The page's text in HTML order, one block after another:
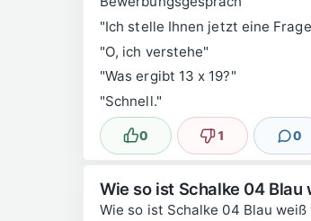
"Ich stelle Ihnen jetzt eine
"O, ich verstehe"
"Was ergibt 13 x 19?"
"Schnell."
Lustig
0 Nicht lustig
1 0
Wie so ist Schalke 04
Wie so ist Schalke 04 Blau